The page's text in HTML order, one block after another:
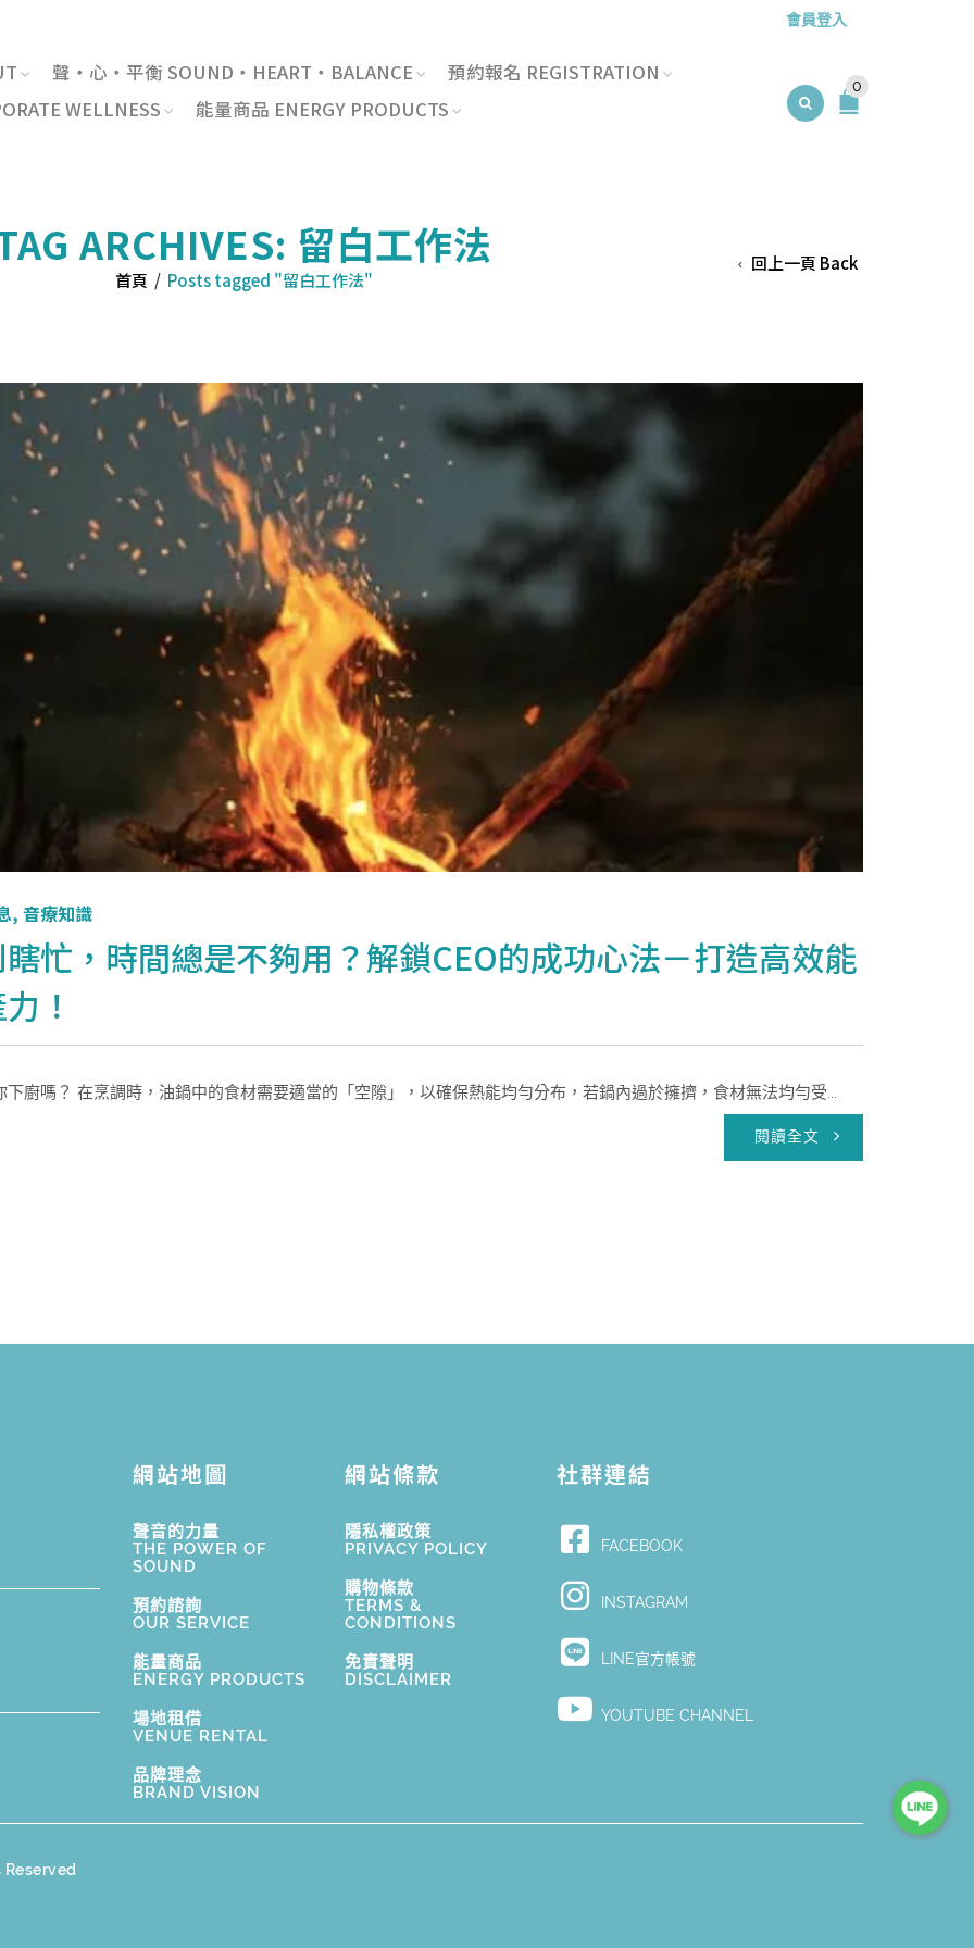
會員登入
聲・心・平衡 SOUND・HEART・BALANCE
預約報名 REGISTRATION
WELLNESS
能量商品 ENERGY PRODUCTS
0
ARCHIVES: 留白工作法
首頁 / Posts tagged "留白工作法"
回上一頁 Back
, 音療知識
忙，時間總是不夠用？解鎖CEO的成功心法－打造高效能
！
下廚嗎？ 在烹調時，油鍋中的食材需要適當的「空隙」，以確保熱能均勻分布，若鍋內過於擁擠，食材無法均勻受...
閱讀全文
網站地圖
聲音的力量
THE POWER OF
SOUND
預約諮詢
OUR SERVICE
能量商品
ENERGY PRODUCTS
場地租借
VENUE RENTAL
品牌理念
BRAND VISION
網站條款
隱私權政策
PRIVACY POLICY
購物條款
TERMS &
CONDITIONS
免責聲明
DISCLAIMER
社群連結
FACEBOOK
INSTAGRAM
LINE官方帳號
YOUTUBE CHANNEL